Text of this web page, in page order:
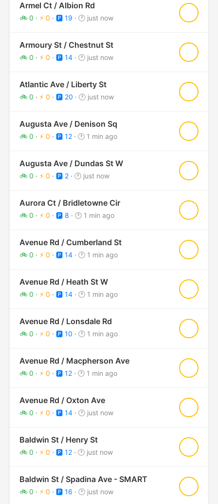
Armel Ct / Albion Rd
🚲 0 · ⚡ 0 · 🅿️ 19 · 🕐 just now
Armoury St / Chestnut St
🚲 0 · ⚡ 0 · 🅿️ 14 · 🕐 just now
Atlantic Ave / Liberty St
🚲 0 · ⚡ 0 · 🅿️ 20 · 🕐 just now
Augusta Ave / Denison Sq
🚲 0 · ⚡ 0 · 🅿️ 12 · 🕐 1 min ago
Augusta Ave / Dundas St W
🚲 0 · ⚡ 0 · 🅿️ 2 · 🕐 just now
Aurora Ct / Bridletowne Cir
🚲 0 · ⚡ 0 · 🅿️ 8 · 🕐 1 min ago
Avenue Rd / Cumberland St
🚲 0 · ⚡ 0 · 🅿️ 14 · 🕐 1 min ago
Avenue Rd / Heath St W
🚲 0 · ⚡ 0 · 🅿️ 14 · 🕐 1 min ago
Avenue Rd / Lonsdale Rd
🚲 0 · ⚡ 0 · 🅿️ 10 · 🕐 1 min ago
Avenue Rd / Macpherson Ave
🚲 0 · ⚡ 0 · 🅿️ 12 · 🕐 1 min ago
Avenue Rd / Oxton Ave
🚲 0 · ⚡ 0 · 🅿️ 14 · 🕐 just now
Baldwin St / Henry St
🚲 0 · ⚡ 0 · 🅿️ 12 · 🕐 just now
Baldwin St / Spadina Ave - SMART
🚲 0 · ⚡ 0 · 🅿️ 16 · 🕐 just now